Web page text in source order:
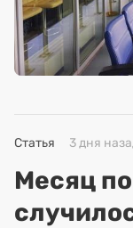
Статья 3 дня
Месяц